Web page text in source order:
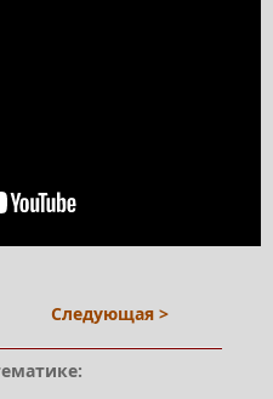
Следующая >